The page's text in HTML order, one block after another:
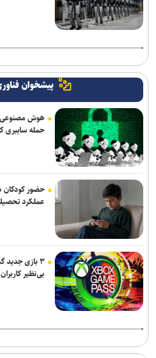
پیشخوان
هوش مصنوعی
حمله سایبری
حضور کودکان
عملکرد
۳ بازی
بی‌نظیر